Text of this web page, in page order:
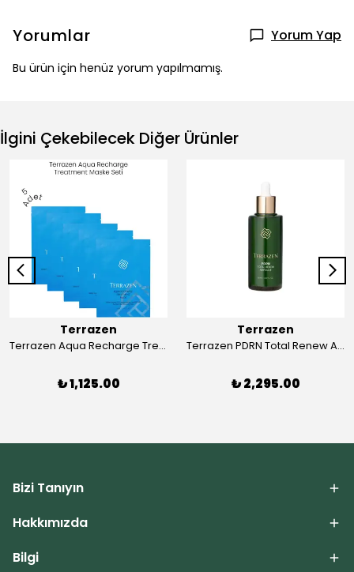
Yorumlar Yorum Yap
Bu ürün için henüz yorum yapılmamış.
İlgini Çekebilecek Diğer Ürünler
Terrazen
Terrazen Aqua Recharge Treatment Mask 5x27 mL
₺ 1,125.00
Terrazen
Terrazen PDRN Total Renew Ampoule
₺ 2,295.00
Bizi Tanıyın
Hakkımızda
Bilgi